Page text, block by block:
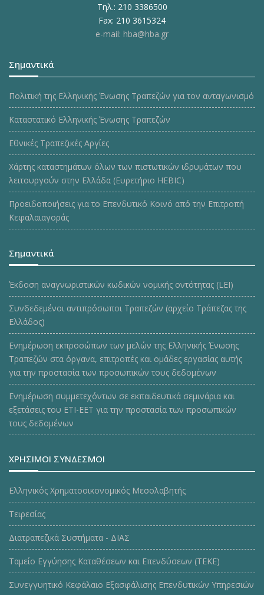
Τηλ.: 210 3386500
Fax: 210 3615324
e-mail: hba@hba.gr
Σημαντικά
Πολιτική της Ελληνικής Ένωσης Τραπεζών για τον ανταγωνισμό
Καταστατικό Ελληνικής Ένωσης Τραπεζών
Εθνικές Τραπεζικές Αργίες
Χάρτης καταστημάτων όλων των πιστωτικών ιδρυμάτων που
λειτουργούν στην Ελλάδα (Ευρετήριο HEBIC)
Προειδοποιήσεις για το Επενδυτικό Κοινό από την Επιτροπή
Κεφαλαιαγοράς
Σημαντικά
Έκδοση αναγνωριστικών κωδικών νομικής οντότητας (LEI)
Συνδεδεμένοι αντιπρόσωποι Τραπεζών (αρχείο Τράπεζας της
Ελλάδος)
Ενημέρωση εκπροσώπων των μελών της Ελληνικής Ένωσης
Τραπεζών στα όργανα, επιτροπές και ομάδες εργασίας αυτής
για την προστασία των προσωπικών τους δεδομένων
Ενημέρωση συμμετεχόντων σε εκπαιδευτικά σεμινάρια και
εξετάσεις του ΕΤΙ-ΕΕΤ για την προστασία των προσωπικών
τους δεδομένων
ΧΡΗΣΙΜΟΙ ΣΥΝΔΕΣΜΟΙ
Ελληνικός Χρηματοοικονομικός Μεσολαβητής
Τειρεσίας
Διατραπεζικά Συστήματα - ΔΙΑΣ
Ταμείο Εγγύησης Καταθέσεων και Επενδύσεων (ΤΕΚE)
Συνεγγυητικό Κεφάλαιο Εξασφάλισης Επενδυτικών Υπηρεσιών